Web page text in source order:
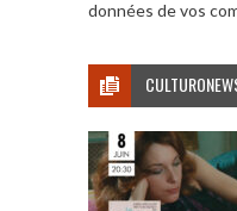
données de vos